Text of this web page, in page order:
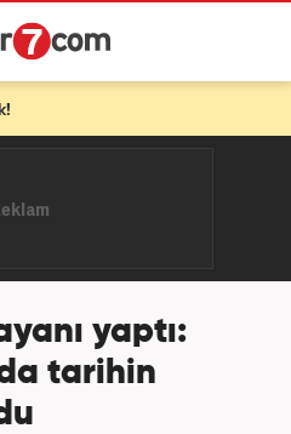
yaptı:
tarihin